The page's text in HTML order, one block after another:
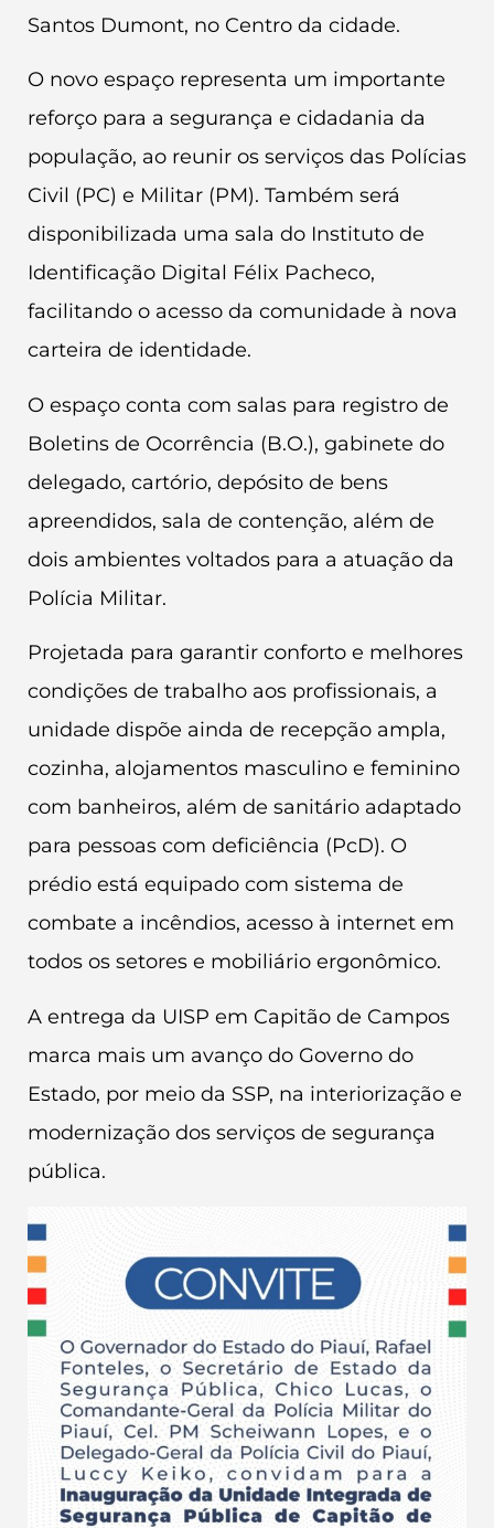
Santos Dumont, no Centro da cidade.
O novo espaço representa um importante
reforço para a segurança e cidadania da
população, ao reunir os serviços das Polícias
Civil (PC) e Militar (PM). Também será
disponibilizada uma sala do Instituto de
Identificação Digital Félix Pacheco,
facilitando o acesso da comunidade à nova
carteira de identidade.
O espaço conta com salas para registro de
Boletins de Ocorrência (B.O.), gabinete do
delegado, cartório, depósito de bens
apreendidos, sala de contenção, além de
dois ambientes voltados para a atuação da
Polícia Militar.
Projetada para garantir conforto e melhores
condições de trabalho aos profissionais, a
unidade dispõe ainda de recepção ampla,
cozinha, alojamentos masculino e feminino
com banheiros, além de sanitário adaptado
para pessoas com deficiência (PcD). O
prédio está equipado com sistema de
combate a incêndios, acesso à internet em
todos os setores e mobiliário ergonômico.
A entrega da UISP em Capitão de Campos
marca mais um avanço do Governo do
Estado, por meio da SSP, na interiorização e
modernização dos serviços de segurança
pública.